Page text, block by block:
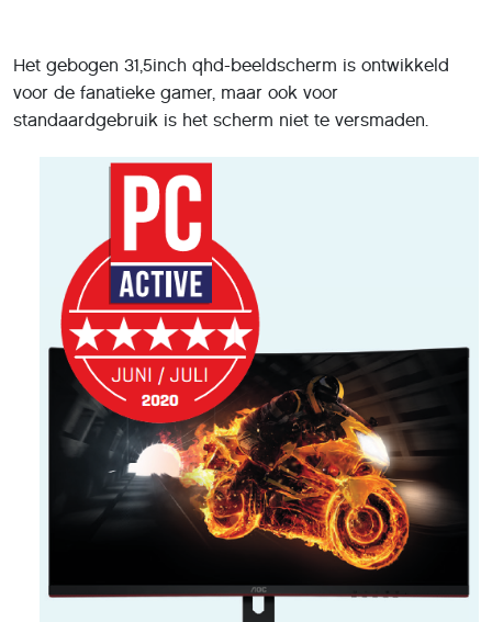
Het gebogen 31,5inch qhd-beeldscherm is ontwikkeld
voor de fanatieke gamer, maar ook voor
standaardgebruik is het scherm niet te versmaden.